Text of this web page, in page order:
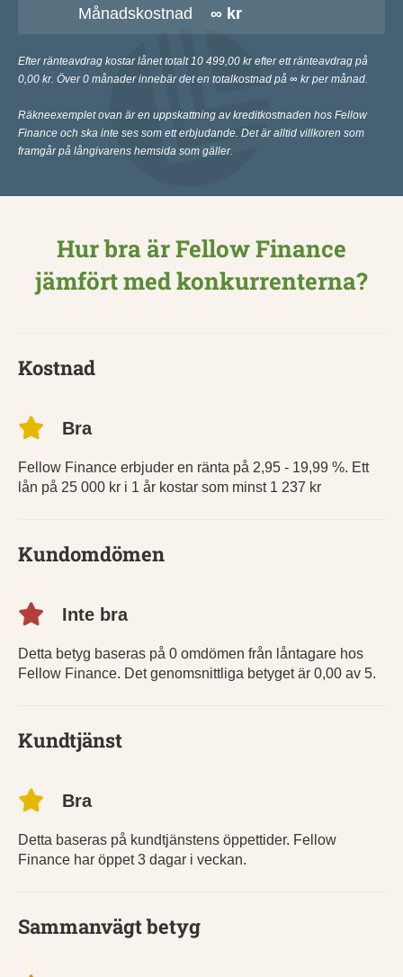
Månadskostnad ∞ kr
Efter ränteavdrag kostar lånet totalt 10 499,00 kr efter ett ränteavdrag på
0,00 kr. Över 0 månader innebär det en totalkostnad på ∞ kr per månad.
Räkneexemplet ovan är en uppskattning av kreditkostnaden hos Fellow
Finance och ska inte ses som ett erbjudande. Det är alltid villkoren som
framgår på långivarens hemsida som gäller.
Hur bra är Fellow Finance
jämfört med konkurrenterna?
Kostnad
Bra
Fellow Finance erbjuder en ränta på 2,95 - 19,99 %. Ett
lån på 25 000 kr i 1 år kostar som minst 1 237 kr
Kundomdömen
Inte bra
Detta betyg baseras på 0 omdömen från låntagare hos
Fellow Finance. Det genomsnittliga betyget är 0,00 av 5.
Kundtjänst
Bra
Detta baseras på kundtjänstens öppettider. Fellow
Finance har öppet 3 dagar i veckan.
Sammanvägt betyg